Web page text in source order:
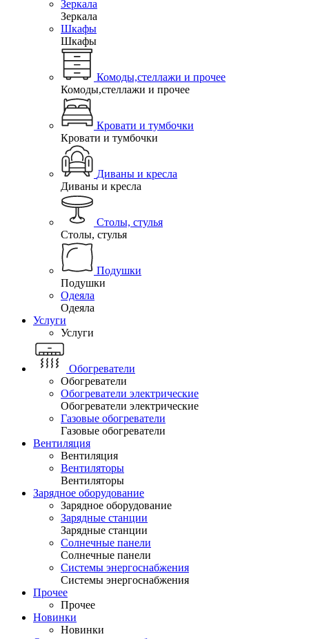
Зеркала
Зеркала
Шкафы
Шкафы
Комоды,стеллажи и прочее
Комоды,стеллажи и прочее
Кровати и тумбочки
Кровати и тумбочки
Диваны и кресла
Диваны и кресла
Столы, стулья
Столы, стулья
Подушки
Подушки
Одеяла
Одеяла
Услуги
Услуги
Обогреватели
Обогреватели
Обогреватели электрические
Обогреватели электрические
Газовые обогреватели
Газовые обогреватели
Вентиляция
Вентиляция
Вентиляторы
Вентиляторы
Зарядное оборудование
Зарядное оборудование
Зарядные станции
Зарядные станции
Солнечные панели
Солнечные панели
Системы энергоснабжения
Системы энергоснабжения
Прочее
Прочее
Новинки
Новинки